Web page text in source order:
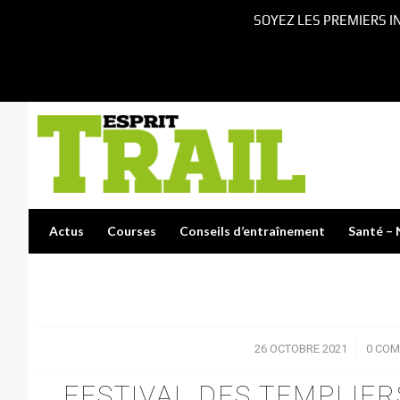
Actus Courses Conseils d’entraînement Santé –
26 OCTOBRE 2021
/ 0
SOYEZ LES PREMIERS